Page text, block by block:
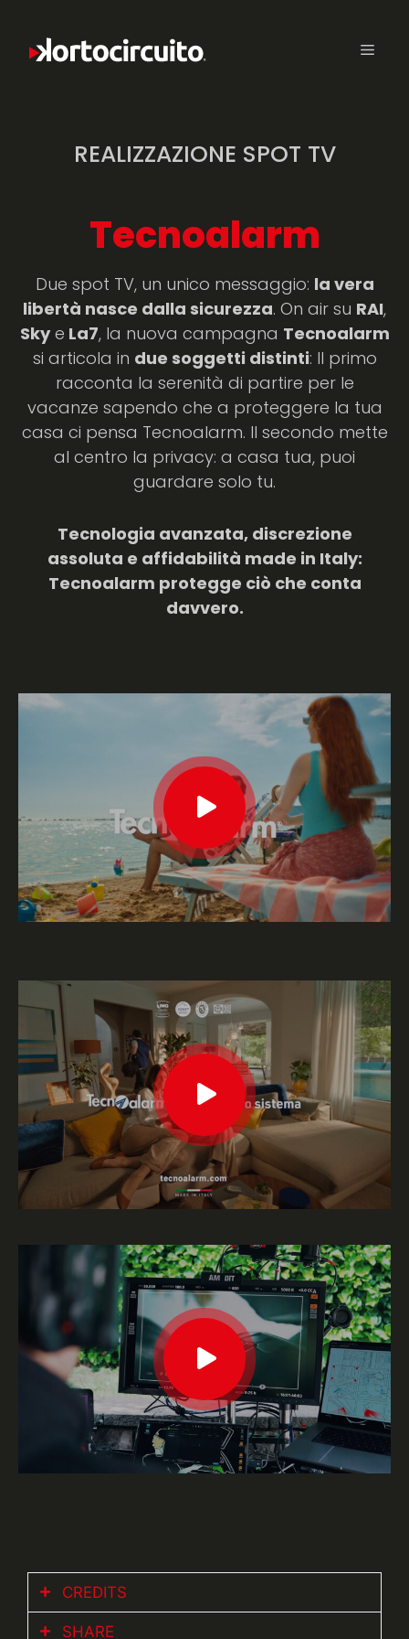
REALIZZAZIONE SPOT TV
Tecnoalarm
Due spot TV, un unico messaggio: la vera
libertà nasce dalla sicurezza. On air su RAI,
Skye La7, la nuova campagna Tecnoalarm
si articola in due soggetti distinti: Il primo
racconta la serenità di partire per le
vacanze sapendo che a proteggere la tua
casa ci pensa Tecnoalarm. Il secondo mette
al centro la privacy: a casa tua, puoi
guardare solo tu.
Tecnologia avanzata, discrezione
assoluta e affidabilità made in Italy:
Tecnoalarm protegge ciò che conta
davvero.
CREDITS
SHARE